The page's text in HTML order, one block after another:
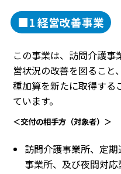
■1 経営改善事業
この事業は、訪問介護事
営状況の改善を図ること
種加算を新たに取得する
ています。
＜交付の相手方（対象者）＞
訪問介護事業所、定
事業所、及び夜間対